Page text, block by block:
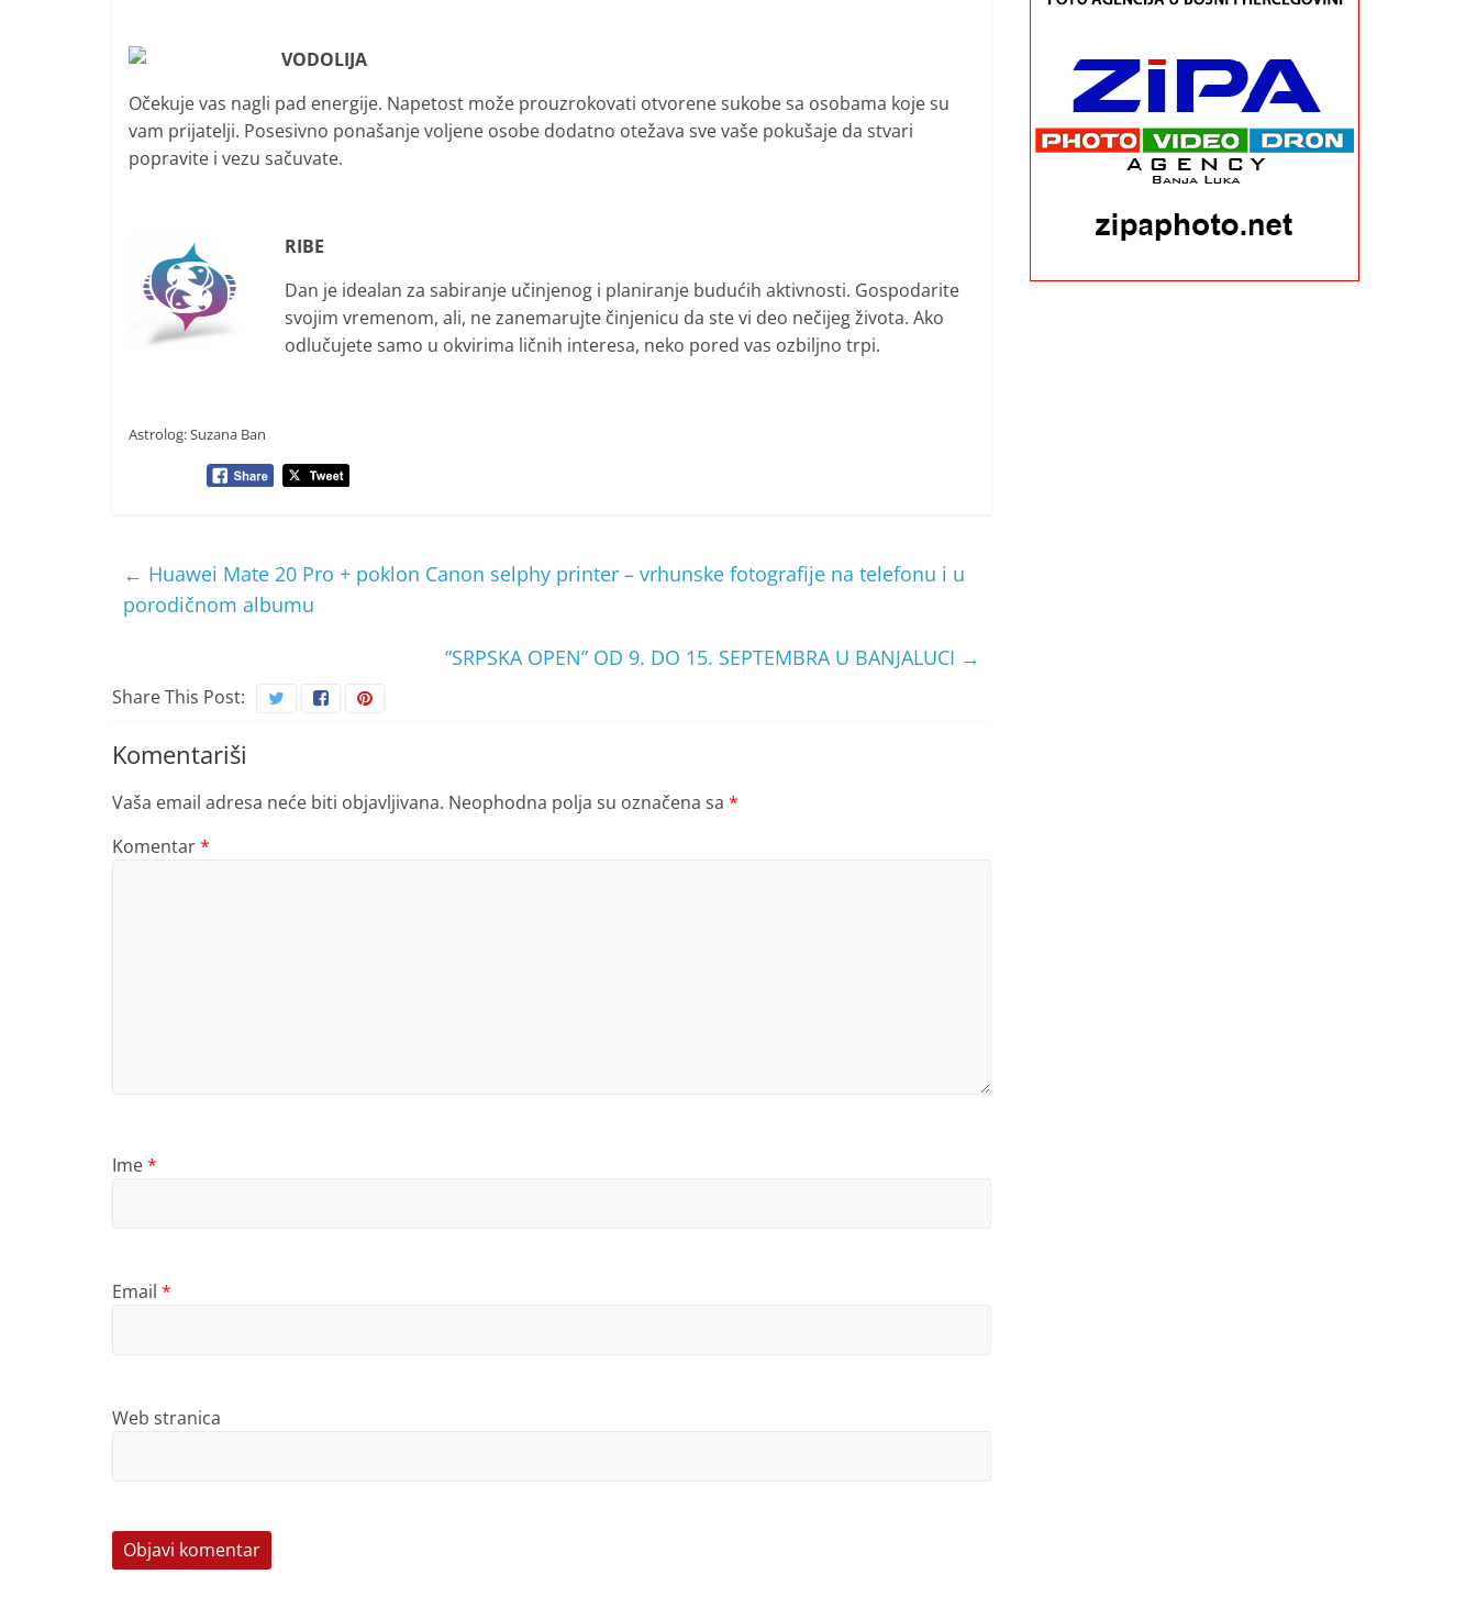
VODOLIJA
Očekuje vas nagli pad energije. Napetost može prouzrokovati otvorene sukobe sa osobama koje su
vam prijatelji. Posesivno ponašanje voljene osobe dodatno otežava sve vaše pokušaje da stvari
popravite i vezu sačuvate.
RIBE
Dan je idealan za sabiranje učinjenog i planiranje budućih aktivnosti. Gospodarite
svojim vremenom, ali, ne zanemarujte činjenicu da ste vi deo nečijeg života. Ako
odlučujete samo u okvirima ličnih interesa, neko pored vas ozbiljno trpi.
Astrolog: Suzana Ban
← Huawei Mate 20 Pro + poklon Canon selphy printer – vrhunske fotografije na telefonu i u
porodičnom albumu
“SRPSKA OPEN” OD 9. DO 15. SEPTEMBRA U BANJALUCI →
Share This Post:
Komentariši
Vaša email adresa neće biti objavljivana. Neophodna polja su označena sa *
Komentar*
Ime*
Email *
Web stranica